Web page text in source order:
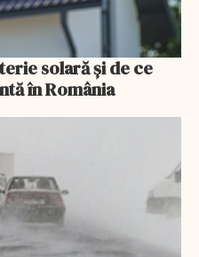
solară și de ce
în România